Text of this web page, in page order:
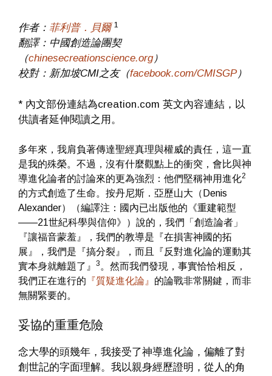
作者： 菲利普．貝爾 1
翻譯：中國創造論團契
（chinesecreationscience.org）
校對：新加坡CMI之友（facebook.com/CMISGP）
* 內文部份連結為creation.com 英文內容連結，以
供讀者延伸閱讀之用。
多年來，我肩負著傳達聖經真理與權威的責任，這一直
是我的殊榮。不過，沒有什麼觀點上的衝突，會比與神
導進化論者的討論來的更為強烈：他們堅稱神用進化2
的方式創造了生命。按丹尼斯．亞歷山大（Denis
Alexander）（編譯注：國內已出版他的《重建範型
——21世紀科學與信仰》）說的，我們「創造論者」
『讓福音蒙羞』，我們的教導是『在損害神國的拓
展』，我們是『搞分裂』，而且『反對進化論的運動其
實本身就離題了』
3 。然而我們發現，事實恰恰相反，
我們正在進行的 『質疑進化論』 的論戰非常關鍵，而非
無關緊要的。
妥協的重重危險
念大學的頭幾年，我接受了神導進化論，偏離了對
創世記的字面理解。我以親身經歷證明，從人的角